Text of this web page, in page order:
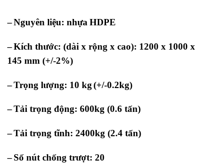
–Nguyên liệu: nhựa HDPE
–Kích thước: (dài x rộng x cao): 1200 x 1000 x
145 mm (+/-2%)
–Trọng lượng: 10 kg(+/-0.2kg)
–Tải trọng động: 600kg (0.6 tấn)
–Tải trọng tĩnh: 2400kg (2.4 tấn)
–Số nút chống trượt: 20